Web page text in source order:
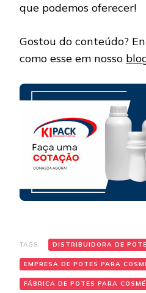
que podemos oferecer!
Gostou do conteúdo?
como esse em nosso
TAGS: DISTRIBUIDORA DE
EMPRESA DE POTES PARA
FÁBRICA DE POTES PARA